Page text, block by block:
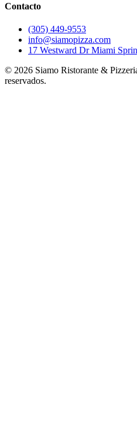
Contacto
(305) 449-9553
info@siamopizza.com
17 Westward Dr Miami
© 2026 Siamo Ristorante &
reservados.